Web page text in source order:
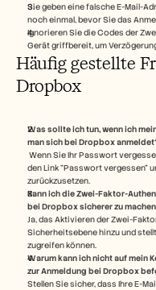
Sie geben eine falsche E-Mail-
noch einmal, bevor Sie das
Ignorieren Sie die Codes der
Gerät griffbereit, um
Häufig gestellte
Dropbox
Was sollte ich tun, wenn ich
man sich bei Dropbox
den Link "Passwort vergessen"
zurückzusetzen.
Kann ich die Zwei-Faktor-
bei Dropbox sicherer zu
Ja, das Aktivieren der Zwei-
Sicherheitsebene hinzu und
zugreifen können.
Warum kann ich nicht auf mein
zur Anmeldung bei Dropbox
Stellen Sie sicher, dass Ihre E-